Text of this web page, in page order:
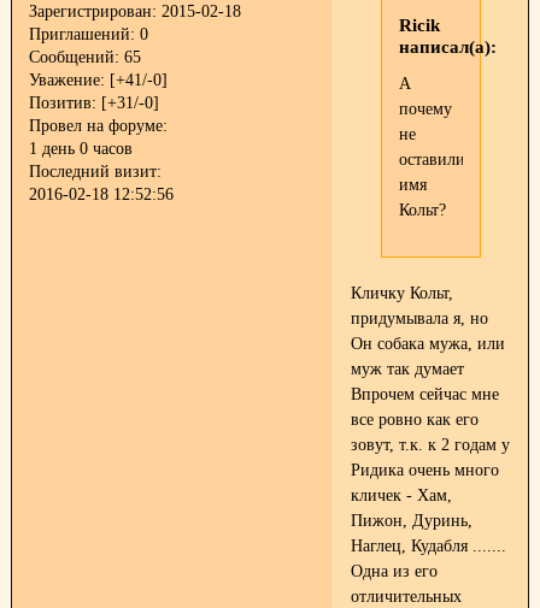
Зарегистрирован: 2015-02-18
Приглашений: 0
Сообщений: 65
Уважение: [+41/-0]
Позитив: [+31/-0]
Провел на форуме:
1 день 0 часов
Последний визит:
2016-02-18 12:52:56
Ricik
написал(а):
А
почему
не
оставили
имя
Кольт?
Кличку Кольт,
придумывала я, но
Он собака мужа, или
муж так думает
Впрочем сейчас мне
все ровно как его
зовут, т.к. к 2 годам у
Ридика очень много
кличек - Хам,
Пижон, Дуринь,
Наглец, Кудабля .......
Одна из его
отличительных